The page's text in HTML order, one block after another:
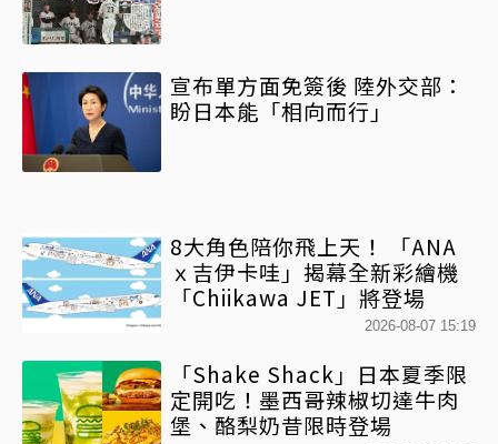
宣布單方面免簽後 陸外交部：
盼日本能「相向而行」
8大角色陪你飛上天！ 「ANA
ｘ吉伊卡哇」揭幕全新彩繪機
「Chiikawa JET」將登場
2026-08-07 15:19
「Shake Shack」日本夏季限
定開吃！墨西哥辣椒切達牛肉
堡、酪梨奶昔限時登場